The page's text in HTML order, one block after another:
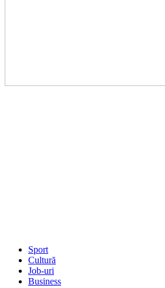
Sport
Cultură
Job-uri
Business